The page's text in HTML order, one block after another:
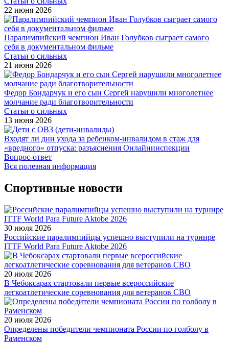
22 июня 2026
Паралимпийский чемпион Иван Голубков сыграет самого
себя в документальном фильме
Статьи о сильных
21 июня 2026
Федор Бондарчук и его сын Сергей нарушили многолетнее
молчание ради благотворительности
Статьи о сильных
13 июня 2026
Входят ли дни ухода за ребенком-инвалидом в стаж для
«вредного» отпуска: разъяснения Онлайнинспекции
Вопрос-ответ
Вся полезная информация
Спортивные новости
30 июля 2026
Российские паралимпийцы успешно выступили на турнире
ITTF World Para Future Aktobe 2026
20 июля 2026
В Чебоксарах стартовали первые всероссийские
легкоатлетические соревнования для ветеранов СВО
20 июля 2026
Определены победители чемпионата России по голболу в
Раменском